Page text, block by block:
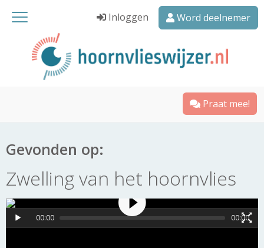
Inloggen Word deelnemer
Praat mee!
Gevonden op:
Zwelling van het hoornvlies
00:00 00:00